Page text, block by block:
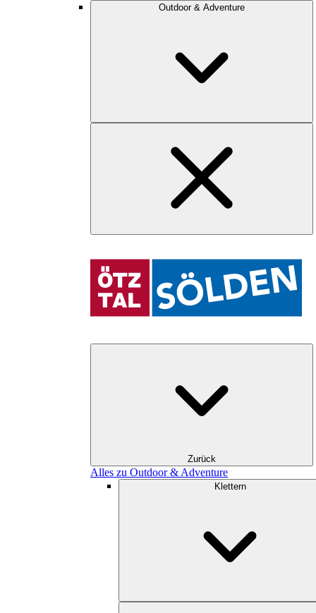
Outdoor & Adventure
Zurück
Alles zu Outdoor & Adventure
Klettern